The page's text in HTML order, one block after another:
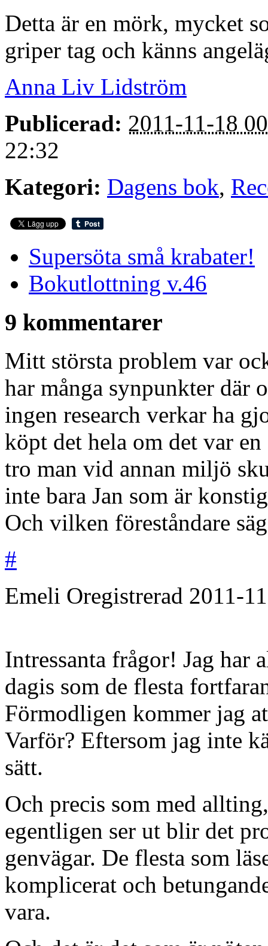
Detta är en mörk, mycket
griper tag och känns
Anna Liv Lidström
Publicerad: 2011-11-18
22:32
Kategori: Dagens bok,
Supersöta små krabater!
Bokutlottning v.46
9 kommentarer
Mitt största problem var
har många synpunkter där
ingen research verkar ha
köpt det hela om det var
tro man vid annan miljö
inte bara Jan som är
Och vilken föreståndare
#
Emeli Oregistrerad 2011-
Intressanta frågor! Jag har
dagis som de flesta
Förmodligen kommer jag
Varför? Eftersom jag inte
sätt.
Och precis som med
egentligen ser ut blir det
genvägar. De flesta som
komplicerat och
vara.